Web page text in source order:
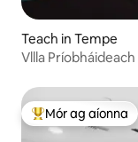
Teach in Tempe
Vllla
An-mhór ag aíonna
Mór ag aíonna